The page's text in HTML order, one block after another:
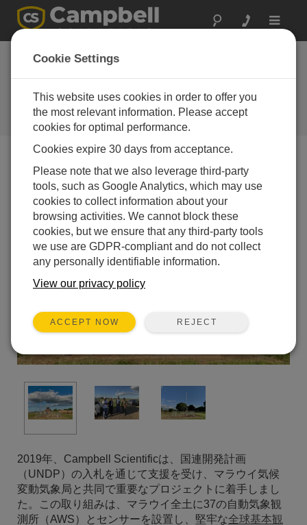
Toggle
マラウイ：官民連携
による気象観測の強
重大な環境問題への取り組み
2019年、Campbell Scientificは、国連開発計画
（UNDP）の入札を通じて支援を受け、マラウイ気候
変動気象局と共同で重要なプロジェクトに着手しまし
た。この取り組みは、マラウイ全土に37の自動気象観
測所（AWS）とセンサーを設置し、堅牢な全球基本観
Cookie Settings
This website uses cookies in order to offer you
the most relevant information. Please accept
cookies for optimal performance.
Cookies expire 30 days from acceptance.
Please note that we also leverage third-party
tools, such as Google Analytics, which may use
cookies to collect information about your
browsing activities. We cannot block these
cookies, but we ensure that any third-party tools
we use are GDPR-compliant and do not collect
any personally identifiable information.
View our privacy policy
ACCEPT NOW REJECT